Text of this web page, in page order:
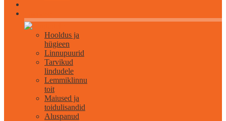
Hooldus ja
hügieen
Linnupuurid
Tarvikud
lindudele
Lemmiklinnu
toit
Maiused ja
toidulisandid
Aluspanud